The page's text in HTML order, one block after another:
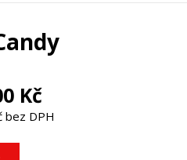
Kč
bez DPH